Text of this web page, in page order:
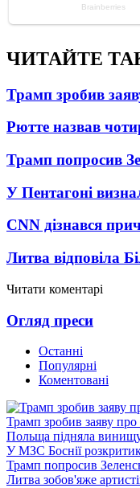
ЧИТАЙТЕ
Трамп зробив
Рютте назвав
Трамп попросив
У Пентагоні
CNN дізнався
Литва відповіла
Читати коментарі
Огляд преси
Останні
Популярні
Коментовані
Трамп зробив заяву про
Польща підняла
У МЗС Боснії
Трамп попросив
Литва зобов'яже